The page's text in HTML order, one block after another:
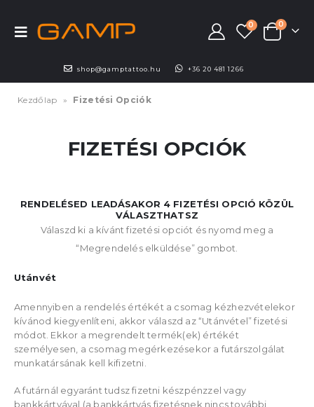
0 0
shop@gamptattoo.hu +36 20 481 1266
Kezdőlap » Fizetési Opciók
FIZETÉSI OPCIÓK
RENDELÉSED LEADÁSAKOR 4 FIZETÉSI OPCIÓ KÖZÜL
VÁLASZTHATSZ
Válaszd ki a kívánt fizetési opciót és nyomd meg a
“Megrendelés elküldése” gombot.
Utánvét
Amennyiben a rendelés értékét a csomag kézhezvételekor
kívánod kiegyenlíteni, akkor válaszd az “Utánvétel” fizetési
módot. Ekkor a megrendelt termék(ek) értékét
személyesen, a csomag megérkezésekor a futárszolgálat
munkatársának kell kifizetni.
A futárnál egyaránt tudsz fizetni készpénzzel vagy
bankkártyával (a bankkártyás fizetésnek nincs további